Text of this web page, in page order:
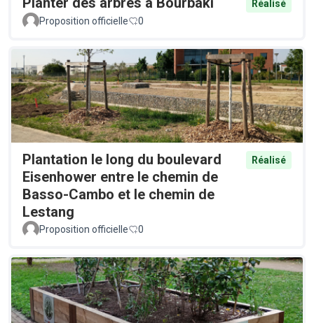
Réalisé
Proposition officielle
0
Plantation le long du boulevard
Eisenhower entre le chemin de
Basso-Cambo et le chemin de
Lestang
Réalisé
Proposition officielle 0